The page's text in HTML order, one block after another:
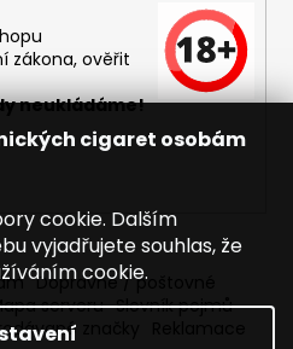
cigaret osobám
cookie. Dalším
vyjadřujete souhlas, že
cookie.
zákona, ověřit
neukládáme!
Dopravné / poštovné
serveru Slovník pojmů
značky